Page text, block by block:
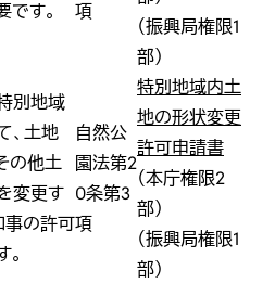
です。
項
（振興局権限1
部）
別地域
、土地
の他土
変更す
事の許可
自然公
園法第2
0条第3
項
特別地域内土
地の形状変更
許可申請書
（本庁権限2
部）
（振興局権限1
部）